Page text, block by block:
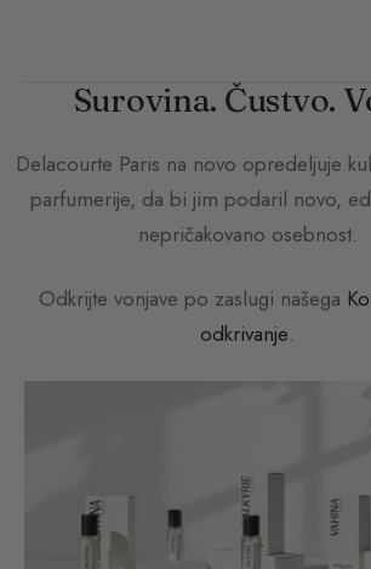
Surovina. Čustvo.
Delacourte Paris na novo opredeljuje
parfumerije, da bi jim podaril novo,
nepričakovano osebnost.
Odkrijte vonjave po zaslugi našega
odkrivanje.